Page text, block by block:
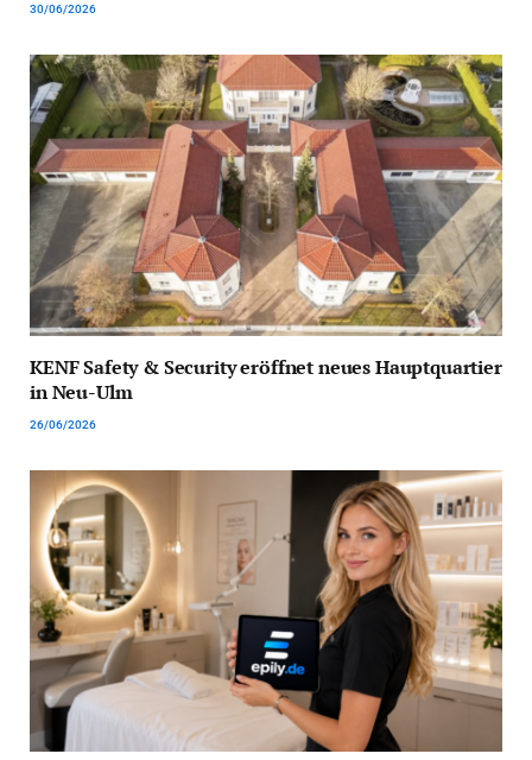
30/06/2026
KENF Safety & Security eröffnet neues Hauptquartier
in Neu-Ulm
26/06/2026